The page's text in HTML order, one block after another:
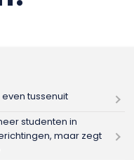
tussenuit
studenten in
maar zegt